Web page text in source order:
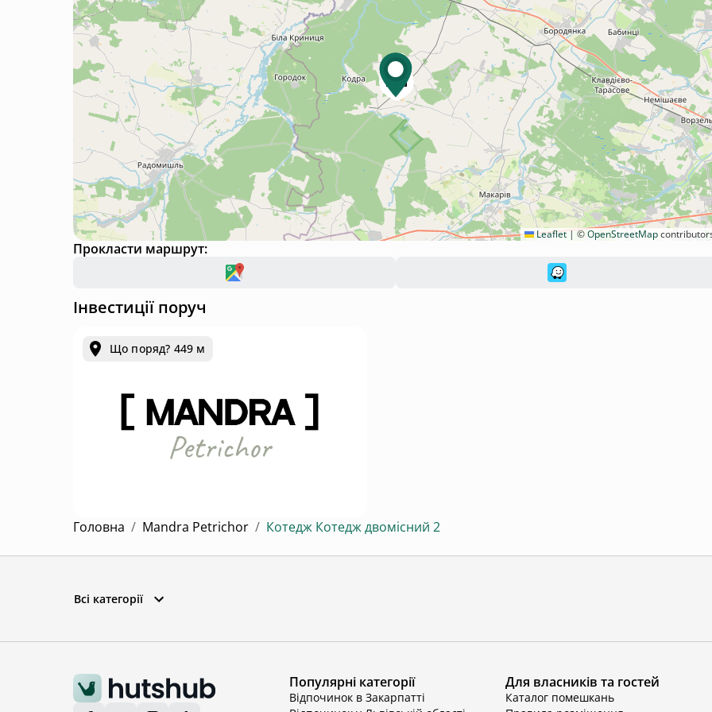
Leaflet| ©OpenStreetMap
Прокласти маршрут:
Інвестиції поруч
Що поряд? 449 м
Головна / Mandra Petrichor / Котедж Котедж двомісний 2
Всі категорії
Популярні категорії
Відпочинок в Закарпатті
Для власників та гостей
Каталог помешкань